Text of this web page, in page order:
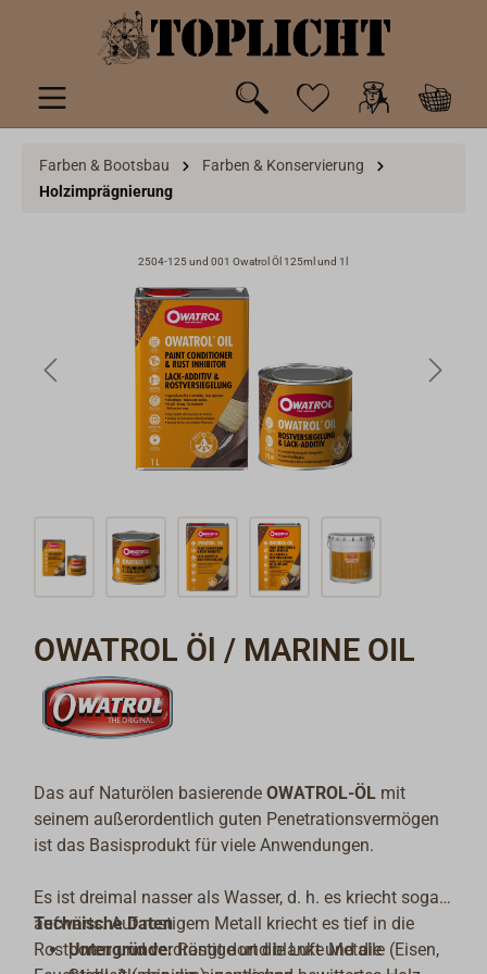
springen
Farben & Bootsbau
Farben & Konservierung
Holzimprägnierung
2504-125 und 001 Owatrol Öl 125ml und 1l
OWATROL Öl / MARINE OIL
Das auf Naturölen basierendeOWATROL-ÖL mit
seinem außerordentlich guten Penetrationsvermögen
ist das Basisprodukt für viele Anwendungen.
Es ist dreimal nasser als Wasser, d. h. es kriecht sogar
aufwärts. Auf rostigem Metall kriecht es tief in die
Rostporen und verdrängt dort die Luft und die
Technische Daten
Untergründe:Rostige und blanke Metalle (Eisen,